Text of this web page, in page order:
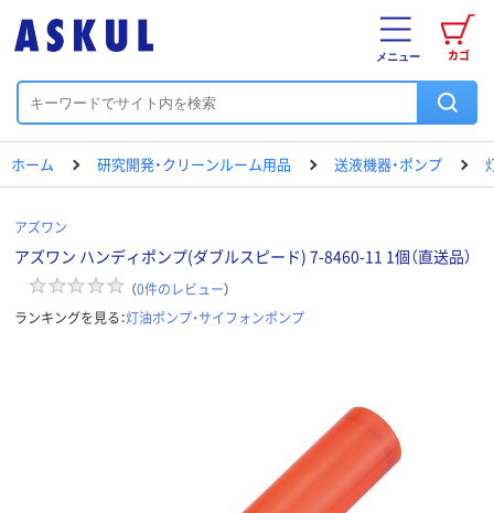
カゴ
メニュー
ホーム 研究開発・クリーンルーム用品 送液機器・ポンプ
アズワン
アズワン ハンディポンプ(ダブルスピード) 7-8460-11 1個（直送品）
（0件のレビュー）
ランキングを見る：灯油ポンプ・サイフォンポンプ